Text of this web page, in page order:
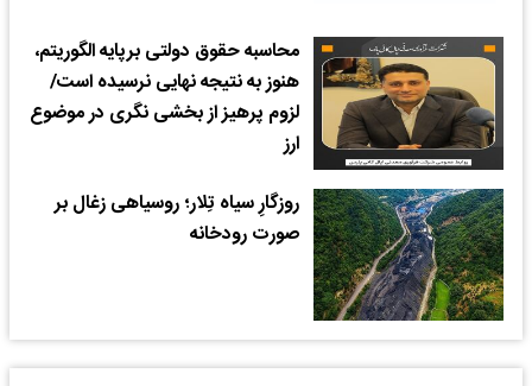
محاسبه حقوق دولتی برپایه الگوریتم،
هنوز به نتیجه نهایی نرسیده است/
لزوم پرهیز از بخشی نگری در موضوع
ارز
روزگارِ سیاه تِلار؛ روسیاهی زغال بر
صورت رودخانه